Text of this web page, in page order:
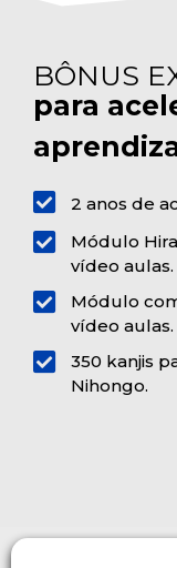
BÔNUS
para
2 anos de
Módulo
vídeo aulas.
Módulo
vídeo aulas.
350 kanjis
Nihongo.